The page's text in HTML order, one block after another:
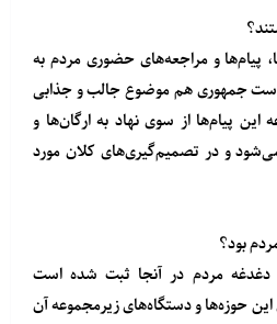
پیام‌ها و مراجعه‌های حضوری مردم به
جمهوری هم موضوع جالب و جذابی
این پیام‌ها از سوی نهاد به ارگان‌ها و
می‌شود و در تصمیم‌گیری‌های کلان مورد
بود؟
دغدغه مردم در آنجا ثبت شده است
این حوزه‌ها و دستگاه‌های زیرمجموعه آن